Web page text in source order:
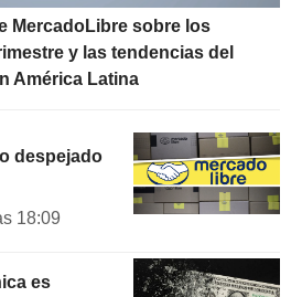
MercadoLibre sobre los
y las tendencias del
América Latina
despejado
18:09
es